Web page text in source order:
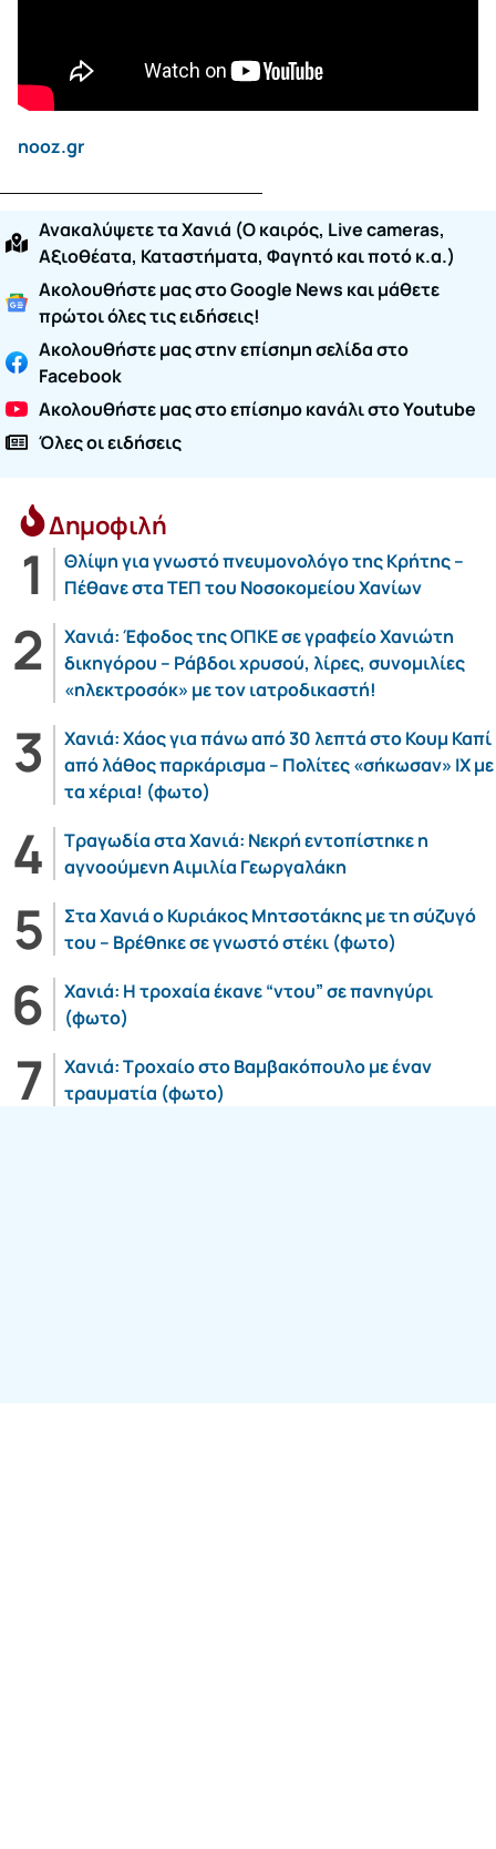
nooz.gr
Ανακαλύψετε τα Χανιά (O καιρός, Live cameras,
Αξιοθέατα, Καταστήματα, Φαγητό και ποτό κ.α.)
Ακολουθήστε μας στο Google News και μάθετε
πρώτοι όλες τις ειδήσεις!
Ακολουθήστε μας στην επίσημη σελίδα στο
Facebook
Ακολουθήστε μας στο επίσημο κανάλι στο Youtube
Όλες οι ειδήσεις
Δημοφιλή
Θλίψη για γνωστό πνευμονολόγο της Κρήτης –
Πέθανε στα ΤΕΠ του Νοσοκομείου Χανίων
Χανιά: Έφοδος της ΟΠΚΕ σε γραφείο Χανιώτη
δικηγόρου – Ράβδοι χρυσού, λίρες, συνομιλίες
«ηλεκτροσόκ» με τον ιατροδικαστή!
Χανιά: Χάος για πάνω από 30 λεπτά στο Κουμ Καπί
από λάθος παρκάρισμα – Πολίτες «σήκωσαν» ΙΧ με
τα χέρια! (φωτο)
Τραγωδία στα Χανιά: Νεκρή εντοπίστηκε η
αγνοούμενη Αιμιλία Γεωργαλάκη
Στα Χανιά ο Κυριάκος Μητσοτάκης με τη σύζυγό
του – Βρέθηκε σε γνωστό στέκι (φωτο)
Χανιά: Η τροχαία έκανε “ντου” σε πανηγύρι
(φωτο)
Χανιά: Τροχαίο στο Βαμβακόπουλο με έναν
τραυματία (φωτο)